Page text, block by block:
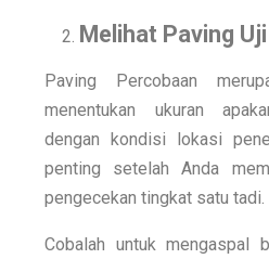
Melihat Paving
Paving Percobaan
menentukan ukuran
dengan kondisi lokasi
penting setelah Anda
pengecekan tingkat satu tadi.
Cobalah untuk mengaspal